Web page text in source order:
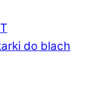
do blach